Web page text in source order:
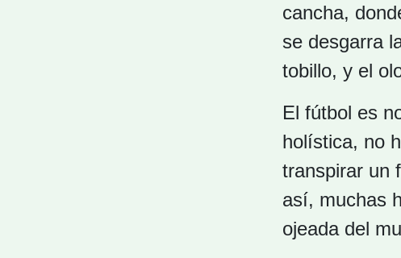
cancha,
se desgarra
tobillo, y el
El fútbol es
holística, no
transpirar un
así, muchas
ojeada del